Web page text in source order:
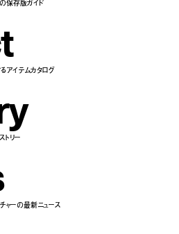
保存版ガイド
t
アイテムカタログ
y
トリー
ャーの最新ニュース